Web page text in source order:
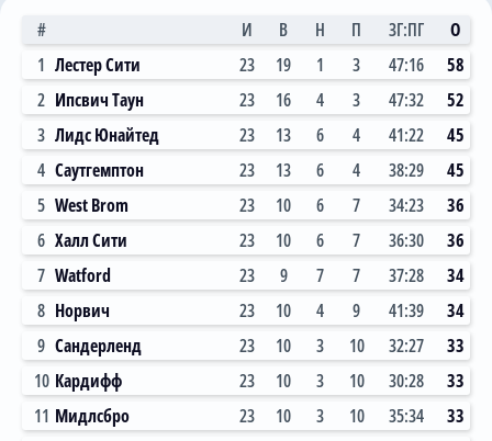
# И В Н П ЗГ:ПГ
О
1 Лестер Сити 23 19 1 3 47:16
58
2 Ипсвич Таун 23 16 4 3 47:32
52
3 Лидс Юнайтед 23 13 6 4 41:22
45
4 Саутгемптон 23 13 6 4 38:29
45
5 West Brom 23 10 6 7 34:23
36
6 Халл Сити 23 10 6 7 36:30
36
7 Watford 23 9 7 7 37:28
34
8 Норвич 23 10 4 9 41:39
34
9 Сандерленд 23 10 3 10 32:27
33
10 Кардифф 23 10 3 10 30:28
33
11 Мидлсбро 23 10 3 10 35:34
33